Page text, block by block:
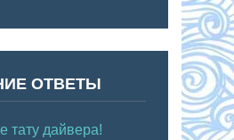
ОТВЕТЫ
тату дайвера!